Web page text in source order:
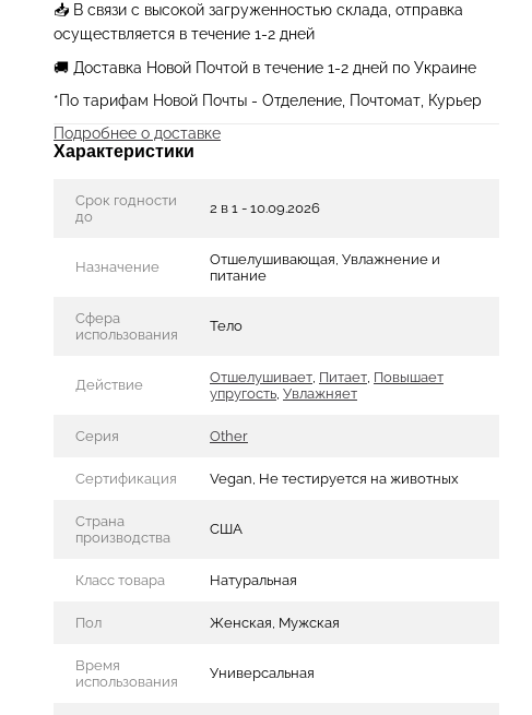
📥 В связи с высокой загруженностью склада, отправка
осуществляется в течение 1-2 дней
🚚 Доставка Новой Почтой в течение 1-2 дней по Украине
*По тарифам Новой Почты - Отделение, Почтомат, Курьер
Подробнее о доставке
Характеристики
Срок годности
до
2 в 1 - 10.09.2026
Назначение
Отшелушивающая, Увлажнение и
питание
Сфера
использования
Тело
Действие Отшелушивает, Питает, Повышает
упругость, Увлажняет
Серия Other
Сертификация Vegan, Не тестируется на животных
Страна
производства
США
Класс товара Натуральная
Пол Женская, Мужская
Время
использования
Универсальная